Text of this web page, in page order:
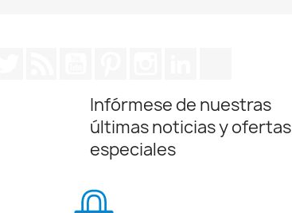
Infórmese de nuestras
últimas noticias y ofertas
especiales